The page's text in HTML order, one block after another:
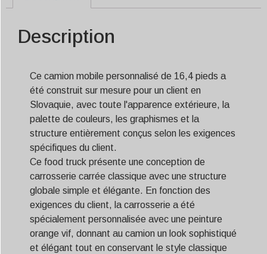
Description
Ce camion mobile personnalisé de 16,4 pieds a
été construit sur mesure pour un client en
Slovaquie, avec toute l'apparence extérieure, la
palette de couleurs, les graphismes et la
structure entièrement conçus selon les exigences
spécifiques du client.
Ce food truck présente une conception de
carrosserie carrée classique avec une structure
globale simple et élégante. En fonction des
exigences du client, la carrosserie a été
spécialement personnalisée avec une peinture
orange vif, donnant au camion un look sophistiqué
et élégant tout en conservant le style classique